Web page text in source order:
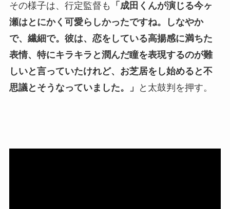
その様子は、行定監督も
「成田くんが演じる今ヶ
瀬はとにかく可愛らしかったですね。しなやか
で、繊細で。彼は、恋をしている高揚感に満ちた
表情、特にキラキラと潤んだ瞳を表現するのが難
しいと言っていたけれど、お芝居をし始めると不
思議とそうなっていました。」
と太鼓判を押す。